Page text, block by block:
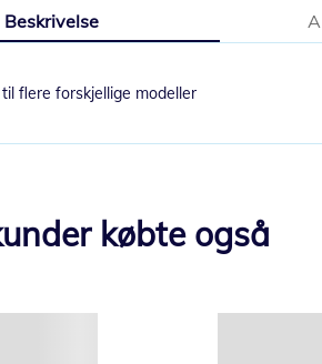
Beskrivelse
flere forskjellige modeller
købte også